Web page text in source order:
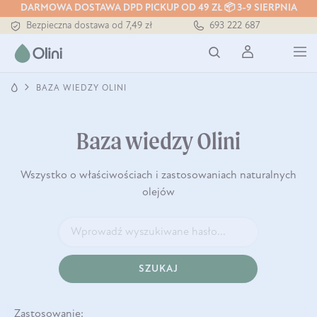
DARMOWA DOSTAWA DPD PICKUP OD 49 ZŁ 📦 3-9 SIERPNIA
Bezpieczna dostawa od 7,49 zł
Darmowa dostawa od 199 zł
Tłoczony zawsze na zimno
693 222 687
BAZA WIEDZY OLINI
Baza wiedzy Olini
Wszystko o właściwościach i zastosowaniach naturalnych
olejów
SZUKAJ
Zastosowanie: